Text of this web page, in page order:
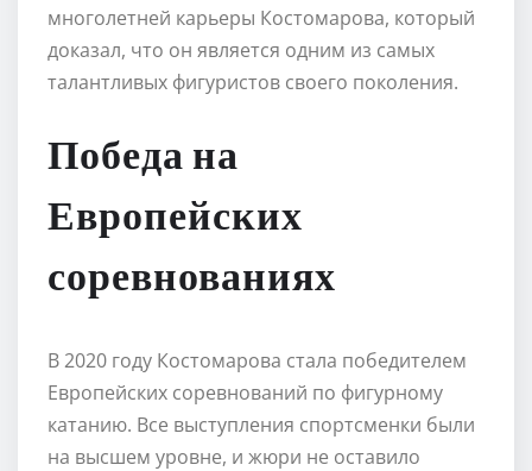
многолетней карьеры Костомарова, который
доказал, что он является одним из самых
талантливых фигуристов своего поколения.
Победа на
Европейских
соревнованиях
В 2020 году Костомарова стала победителем
Европейских соревнований по фигурному
катанию. Все выступления спортсменки были
на высшем уровне, и жюри не оставило